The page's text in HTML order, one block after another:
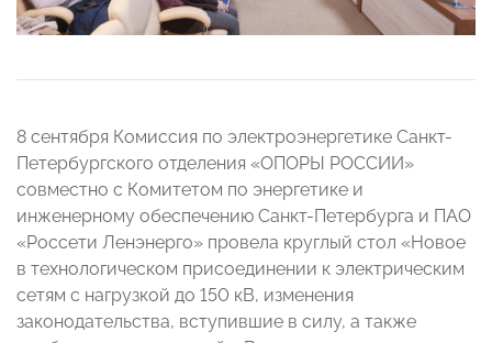
8 сентября Комиссия по электроэнергетике Санкт-
Петербургского отделения «ОПОРЫ РОССИИ»
совместно с Комитетом по энергетике и
инженерному обеспечению Санкт-Петербурга и ПАО
«Россети Ленэнерго» провела круглый стол «Новое
в технологическом присоединении к электрическим
сетям с нагрузкой до 150 кВ, изменения
законодательства, вступившие в силу, а также